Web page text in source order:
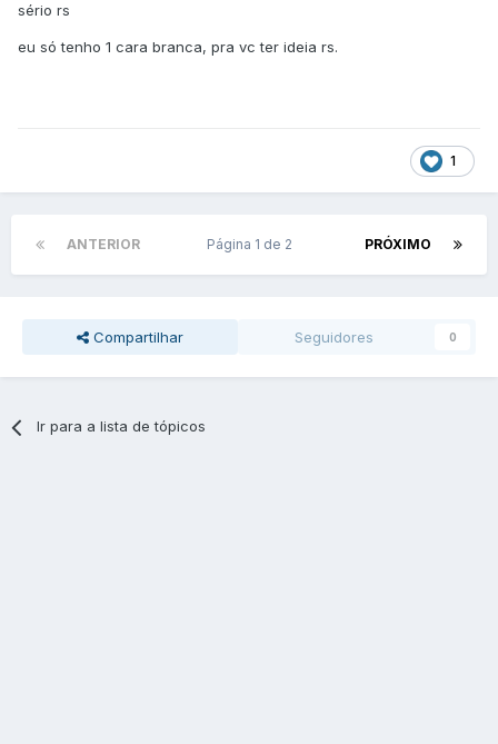
sério rs
eu só tenho 1 cara branca, pra vc ter ideia rs.
1
ANTERIOR PRÓXIMO
Página 1 de 2
Compartilhar Seguidores 0
Ir para a lista de tópicos